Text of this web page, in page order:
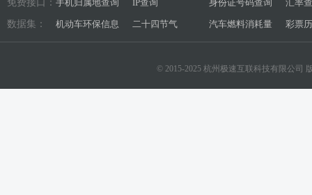
免费接口： 手机归属地查询 IP查询 身份证号码查询 汇率
数据集： 机动车环保信息 二十四节气 汽车燃料消耗量 彩票
© 2015-2025 杭州极速互联科技有限公司